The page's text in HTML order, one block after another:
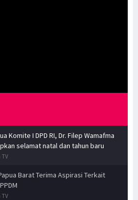
Komite I DPD RI, Dr. Filep Wamafma
selamat natal dan tahun baru
Barat Terima Aspirasi Terkait